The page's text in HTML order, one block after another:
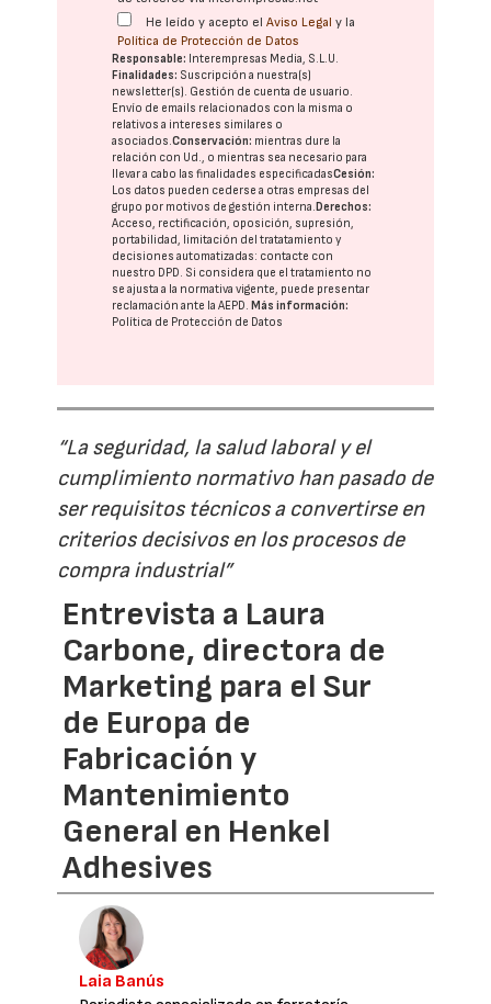
He leído y acepto elAviso Legal y la
Política de Protección de Datos
Responsable: Interempresas Media, S.L.U.
Finalidades: Suscripción a nuestra(s)
newsletter(s). Gestión de cuenta de usuario.
Envío de emails relacionados con la misma o
relativos a intereses similares o
asociados.Conservación: mientras dure la
relación con Ud., o mientras sea necesario para
llevar a cabo las finalidades especificadasCesión:
Los datos pueden cederse a otras empresas del
grupo por motivos de gestión interna.Derechos:
Acceso, rectificación, oposición, supresión,
portabilidad, limitación del tratatamiento y
decisiones automatizadas: contacte con
nuestro DPD. Si considera que el tratamiento no
se ajusta a la normativa vigente, puede presentar
reclamación ante laAEPD.Más información:
Política de Protección de Datos
“La seguridad, la salud laboral y el
cumplimiento normativo han pasado de
ser requisitos técnicos a convertirse en
criterios decisivos en los procesos de
compra industrial”
Entrevista a Laura
Carbone, directora de
Marketing para el Sur
de Europa de
Fabricación y
Mantenimiento
General en Henkel
Adhesives
Laia Banús